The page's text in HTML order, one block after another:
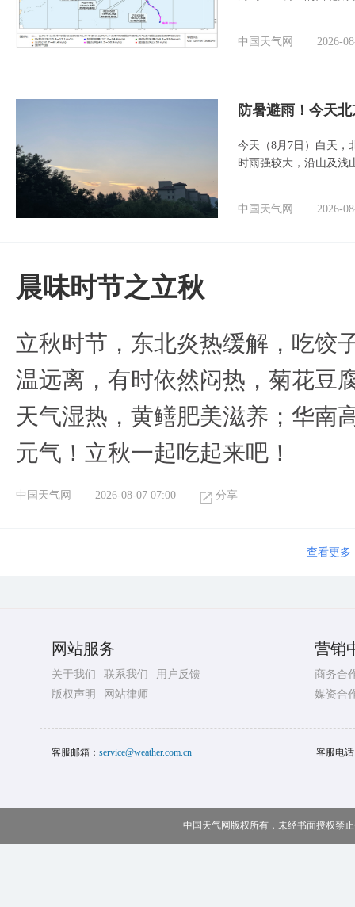
中国天气网 2026-
防暑避雨！今天
今天（8月7日）白天，
时雨强较大，沿山及浅
中国天气网 2026-
晨味时节之立秋
立秋时节，东北炎热缓解，吃饺
温远离，有时依然闷热，菊花豆
天气湿热，黄鳝肥美滋养；华南
元气！立秋一起吃起来吧！
中国天气网 2026-08-07 07:00 分享
查看更多
网站服务
关于我们 联系我们
用户反馈
版权声明
网站律师
营销
商务合
媒资合
客服邮箱： service@weather.com.cn 客服电
中国天气网版权所有，未经书面授权